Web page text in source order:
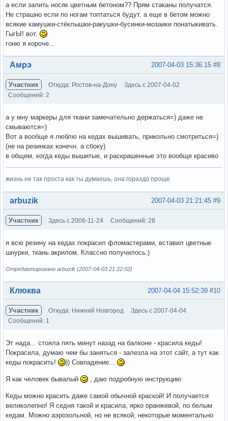
а если залить носяк цветным бетоном?? Прям стаканы получатся.
Не страшно если по ногам топтаться будут. а еще в бетом можно
всякие камушки-стёклышки-ракушки-бусинки-мозаики понатыкивать.
ГыгЫ! вот.
гоню я короче...
Вне форума #8
2007-04-03 15:36:15
Амрэ
Участник Откуда: Ростов-на-Дону
Здесь с 2007-04-02
Сообщений: 2
а у мну маркеры для ткани замечательно держаться=) даже не
смываются=)
Вот а вообще я люблю на кедах вышивать, прикольно смотриться=)
(не на резинках конечн. а сбоку)
в общем, когда кеды вышитые, и раскрашенные это вообще красиво
жизнь не так проста как ты думаешь, она гораздо проще
Вне форума #9
2007-04-03 21:21:45
arbuzik
Участник Здесь с 2006-11-24 Сообщений: 28
я всю резину на кедах покрасил фломастерами, вставил цветные
шнурки, ткань акрилом. Классно получилось:)
Отредактировано arbuzik (2007-04-03 21:22:02)
Вне форума #10
2007-04-04 15:52:39
Клюква
Участник Откуда: Нижний Новгород
Здесь с 2007-04-04
Сообщений: 1
Эт нада... стояла пять минут назад на балконе - красила кеды!
Покрасила, думаю чем бы заняться - залезла на этот сайт, а тут как
кеды покрасить!
)) Совпадение...
Я как человек бывалый , даю подробную инструкцию:
Кеды можно красить даже самой обычной краской! И получается
великолепно! Я седня такой и красила, ярко оранжевой, по белым
кедам. Можно аэрозольной, но не всякой, некоторые моментально